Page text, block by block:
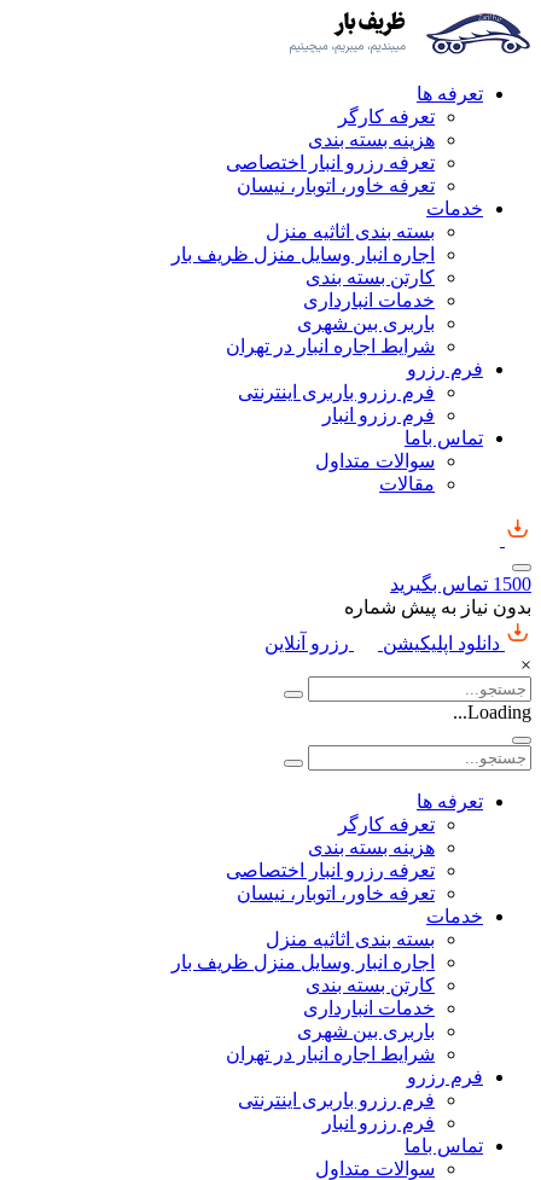
تعرفه ها
تعرفه کارگر
هزینه بسته بندی
تعرفه رزرو انبار اختصاصی
تعرفه خاور، اتوبار، نیسان
خدمات
بسته بندی اثاثیه منزل
اجاره انبار وسایل منزل ظریف بار
کارتن بسته بندی
خدمات انبارداری
باربری بین شهری
شرایط اجاره انبار در تهران
فرم رزرو
فرم رزرو باربری اینترنتی
فرم رزرو انبار
تماس باما
سوالات متداول
مقالات
1500 تماس بگیرید
بدون نیاز به پیش شماره
دانلود اپلیکیشن
رزرو آنلاین
×
Loading...
تعرفه ها
تعرفه کارگر
هزینه بسته بندی
تعرفه رزرو انبار اختصاصی
تعرفه خاور، اتوبار، نیسان
خدمات
بسته بندی اثاثیه منزل
اجاره انبار وسایل منزل ظریف بار
کارتن بسته بندی
خدمات انبارداری
باربری بین شهری
شرایط اجاره انبار در تهران
فرم رزرو
فرم رزرو باربری اینترنتی
فرم رزرو انبار
تماس باما
سوالات متداول